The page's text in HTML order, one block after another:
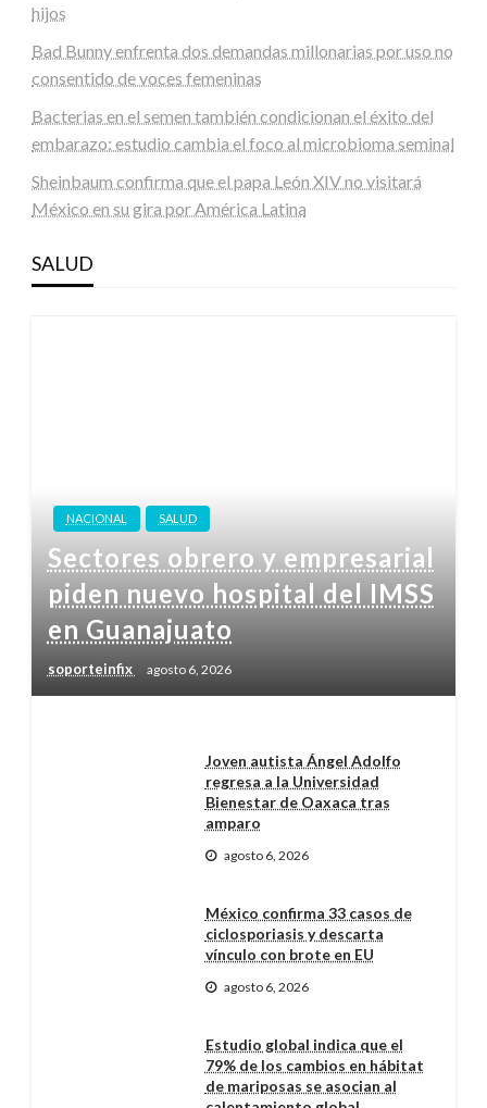
hijos
Bad Bunny enfrenta dos demandas millonarias por uso no
consentido de voces femeninas
Bacterias en el semen también condicionan el éxito del
embarazo: estudio cambia el foco al microbioma seminal
Sheinbaum confirma que el papa León XIV no visitará
México en su gira por América Latina
SALUD
NACIONAL SALUD
Sectores obrero y empresarial
piden nuevo hospital del IMSS
en Guanajuato
soporteinfix agosto 6, 2026
Joven autista Ángel Adolfo
regresa a la Universidad
Bienestar de Oaxaca tras
amparo
agosto 6, 2026
México confirma 33 casos de
ciclosporiasis y descarta
vínculo con brote en EU
agosto 6, 2026
Estudio global indica que el
79% de los cambios en hábitat
de mariposas se asocian al